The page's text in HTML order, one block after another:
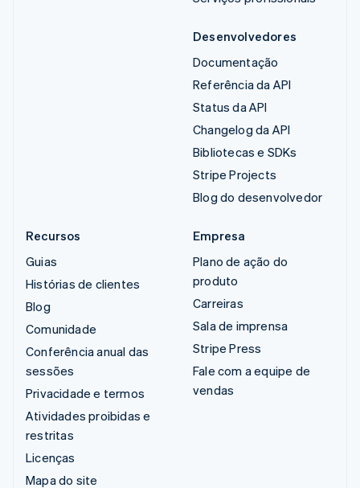
Desenvolvedores
Documentação
Referência da API
Status da API
Changelog da API
Bibliotecas e SDKs
Stripe Projects
Blog do desenvolvedor
Recursos
Guias
Histórias de clientes
Blog
Comunidade
Conferência anual das
sessões
Privacidade e termos
Atividades proibidas e
restritas
Licenças
Mapa do site
Empresa
Plano de ação do
produto
Carreiras
Sala de imprensa
Stripe Press
Fale com a equipe de
vendas